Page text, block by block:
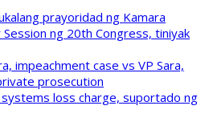
prayoridad ng Kamara
ng 20th Congress, tiniyak
impeachment case vs VP Sara,
prosecution
systems loss charge, suportado ng